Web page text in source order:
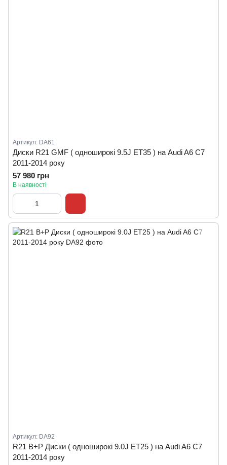
Артикул: DA61
Диски R21 GMF ( одноширокі 9.5J ET35 ) на Audi A6 C7
2011-2014 року
57 980 грн
В наявності
Артикул: DA92
R21 B+P Диски ( одноширокі 9.0J ET25 ) на Audi A6 C7
2011-2014 року